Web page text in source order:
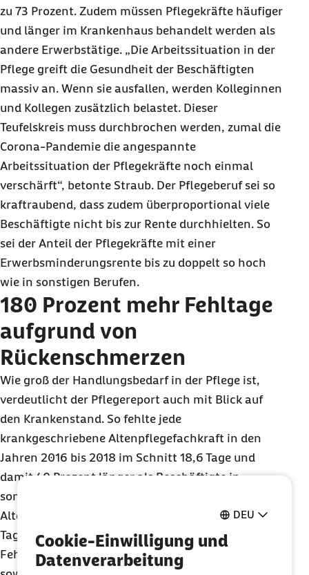
DEU
Cookie-Einwilligung und
Datenverarbeitung
zu 73 Prozent. Zudem müssen Pflegekräfte häufiger
und länger im Krankenhaus behandelt werden als
andere Erwerbstätige. „Die Arbeitssituation in der
Pflege greift die Gesundheit der Beschäftigten
massiv an. Wenn sie ausfallen, werden Kolleginnen
und Kollegen zusätzlich belastet. Dieser
Teufelskreis muss durchbrochen werden, zumal die
Corona-Pandemie die angespannte
Arbeitssituation der Pflegekräfte noch einmal
verschärft“, betonte Straub. Der Pflegeberuf sei so
kraftraubend, dass zudem überproportional viele
Beschäftigte nicht bis zur Rente durchhielten. So
sei der Anteil der Pflegekräfte mit einer
Erwerbsminderungsrente bis zu doppelt so hoch
wie in sonstigen Berufen.
180 Prozent mehr Fehltage
aufgrund von
Rückenschmerzen
Wie groß der Handlungsbedarf in der Pflege ist,
verdeutlicht der Pflegereport auch mit Blick auf
den Krankenstand. So fehlte jede
krankgeschriebene Altenpflegefachkraft in den
Jahren 2016 bis 2018 im Schnitt 18,6 Tage und
damit 40 Prozent länger als Beschäftigte in
sonstigen Berufen (13,3 Fehltage).
Altenpflegehilfskräfte waren sogar im Schnitt 20,2
Tage krank. „Pflegekräfte haben vor allem lange
Fehlzeiten aufgrund von psychischen Problemen